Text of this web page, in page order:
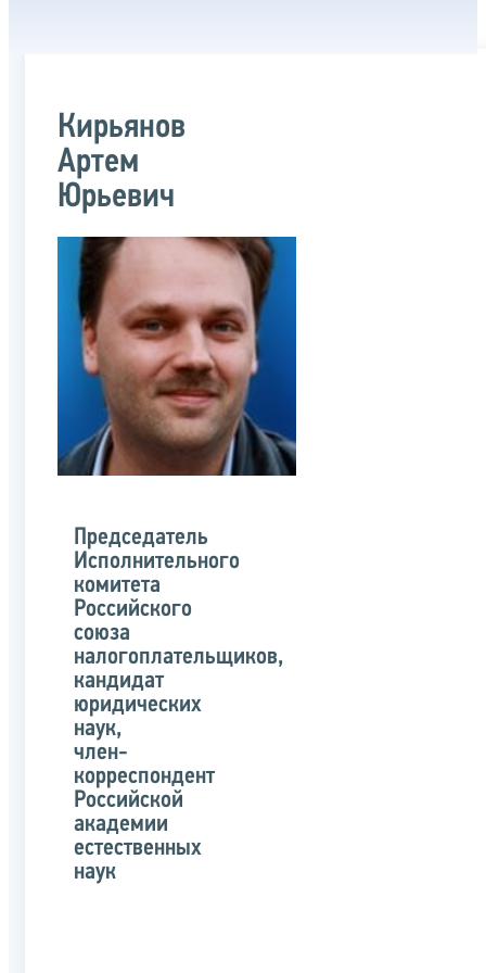
Кирьянов
Артем
Юрьевич
Председатель
Исполнительного
комитета
Российского
союза
налогоплательщиков,
кандидат
юридических
наук,
член-
корреспондент
Российской
академии
естественных
наук